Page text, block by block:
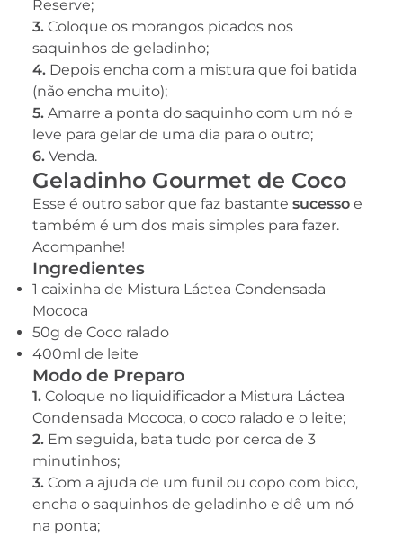
Reserve;
3. Coloque os morangos picados nos
saquinhos de geladinho;
4. Depois encha com a mistura que foi batida
(não encha muito);
5. Amarre a ponta do saquinho com um nó e
leve para gelar de uma dia para o outro;
6. Venda.
Geladinho Gourmet de Coco
Esse é outro sabor que faz bastante sucesso e
também é um dos mais simples para fazer.
Acompanhe!
Ingredientes
1 caixinha de Mistura Láctea Condensada
Mococa
50g de Coco ralado
400ml de leite
Modo de Preparo
1. Coloque no liquidificador a Mistura Láctea
Condensada Mococa, o coco ralado e o leite;
2. Em seguida, bata tudo por cerca de 3
minutinhos;
3. Com a ajuda de um funil ou copo com bico,
encha o saquinhos de geladinho e dê um nó
na ponta;